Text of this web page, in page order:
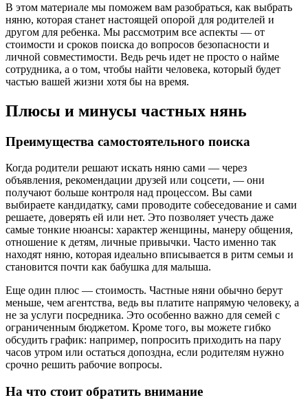
В этом материале мы поможем вам разобраться, как выбрать
няню, которая станет настоящей опорой для родителей и
другом для ребенка. Мы рассмотрим все аспекты — от
стоимости и сроков поиска до вопросов безопасности и
личной совместимости. Ведь речь идет не просто о найме
сотрудника, а о том, чтобы найти человека, который будет
частью вашей жизни хотя бы на время.
Плюсы и минусы частных нянь
Преимущества самостоятельного поиска
Когда родители решают искать няню сами — через
объявления, рекомендации друзей или соцсети, — они
получают больше контроля над процессом. Вы сами
выбираете кандидатку, сами проводите собеседование и сами
решаете, доверять ей или нет. Это позволяет учесть даже
самые тонкие нюансы: характер женщины, манеру общения,
отношение к детям, личные привычки. Часто именно так
находят няню, которая идеально вписывается в ритм семьи и
становится почти как бабушка для малыша.
Еще один плюс — стоимость. Частные няни обычно берут
меньше, чем агентства, ведь вы платите напрямую человеку, а
не за услуги посредника. Это особенно важно для семей с
ограниченным бюджетом. Кроме того, вы можете гибко
обсудить график: например, попросить приходить на пару
часов утром или остаться допоздна, если родителям нужно
срочно решить рабочие вопросы.
На что стоит обратить внимание